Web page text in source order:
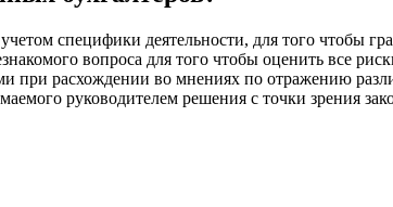
учетом специфики деятельности, для того чтобы
вопроса для того чтобы оценить все
при расхождении во мнениях по отражению
руководителем решения с точки зрения